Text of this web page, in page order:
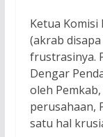
Ketua Komisi
(akrab
frustrasinya.
Dengar
oleh
perusahaan,
satu hal